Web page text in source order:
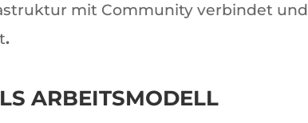
mit Community verbindet und
.
ARBEITSMODELL